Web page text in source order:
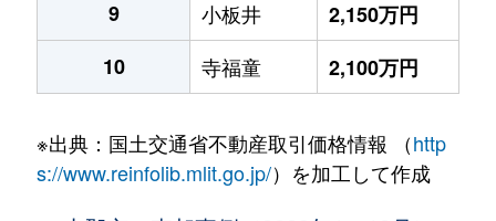
9
小板井
2,150万円
10
寺福童 2,100万円
※出典：国土交通省不動産取引価格情報 （http
s://www.reinfolib.mlit.go.jp/）を加工して作成